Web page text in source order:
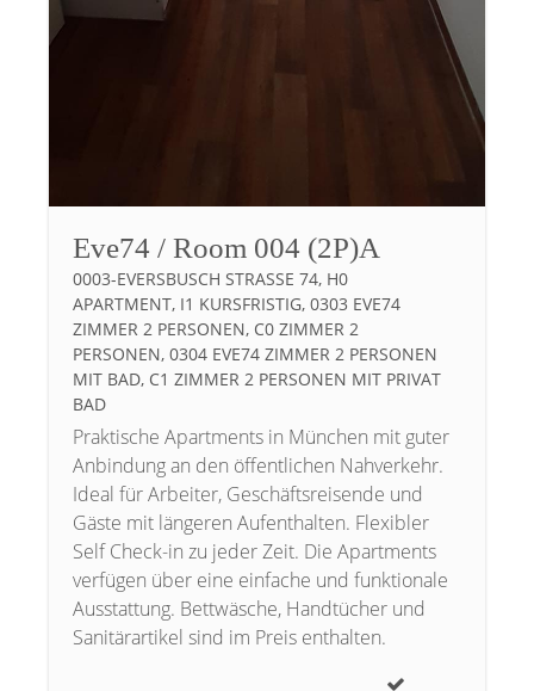
Eve74 / Room 004 (2P)A
0003-EVERSBUSCH STRASSE 74, H0 A
PARTMENT, I1 KURSFRISTIG, 0303 EVE74 Z
IMMER 2 PERSONEN, C0 ZIMMER 2 P
ERSONEN, 0304 EVE74 ZIMMER 2 PERSONEN M
IT BAD, C1 ZIMMER 2 PERSONEN MIT PRIVAT B
AD
Praktische Apartments in München mit guter
Anbindung an den öffentlichen Nahverkehr.
Ideal für Arbeiter, Geschäftsreisende und
Gäste mit längeren Aufenthalten. Flexibler
Self Check-in zu jeder Zeit. Die Apartments
verfügen über eine einfache und funktionale
Ausstattung. Bettwäsche, Handtücher und
Sanitärartikel sind im Preis enthalten.